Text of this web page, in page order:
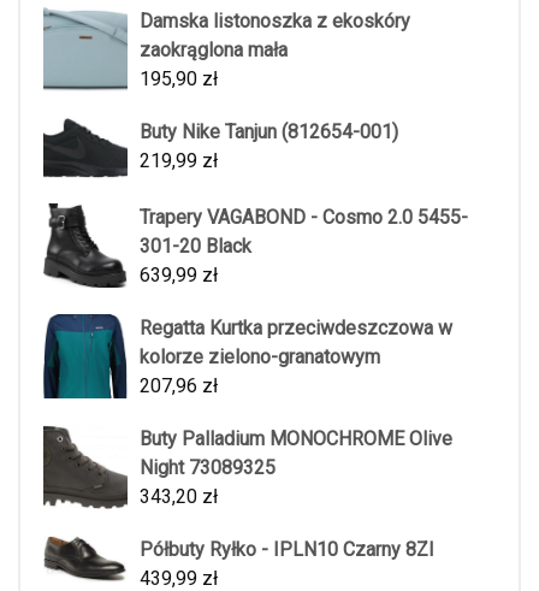
Damska listonoszka z ekoskóry
zaokrąglona mała
195,90 zł
Buty Nike Tanjun (812654-001)
219,99 zł
Trapery VAGABOND - Cosmo 2.0 5455-
301-20 Black
639,99 zł
Regatta Kurtka przeciwdeszczowa w
kolorze zielono-granatowym
207,96 zł
Buty Palladium MONOCHROME Olive
Night 73089325
343,20 zł
Półbuty Ryłko - IPLN10 Czarny 8ZI
439,99 zł